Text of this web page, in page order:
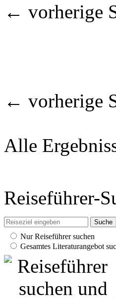
← vorherige
← vorherige
Alle
Reiseführer-
Nur Reiseführer suchen
Gesamtes Literaturangebot